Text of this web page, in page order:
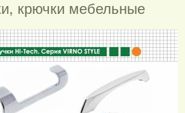
крючки мебельные